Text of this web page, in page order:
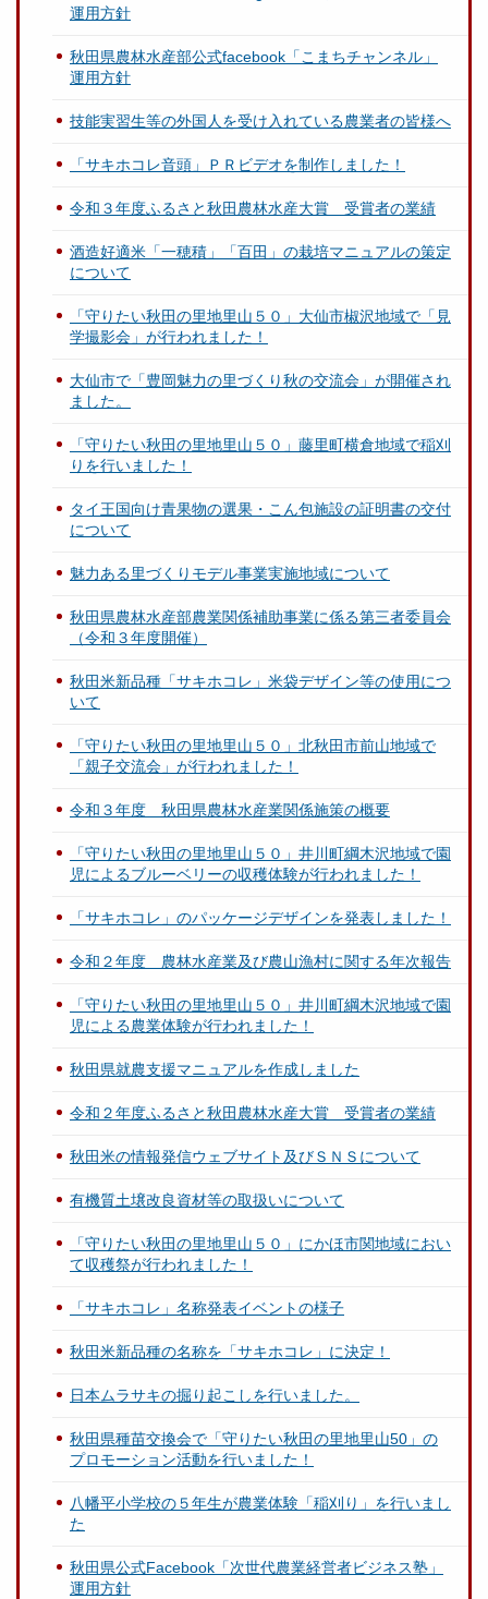
運用方針
秋田県農林水産部公式facebook「こまちチャンネル」
運用方針
技能実習生等の外国人を受け入れている農業者の皆様へ
「サキホコレ音頭」ＰＲビデオを制作しました！
令和３年度ふるさと秋田農林水産大賞 受賞者の業績
酒造好適米「一穂積」「百田」の栽培マニュアルの策定
について
「守りたい秋田の里地里山５０」大仙市椒沢地域で「見
学撮影会」が行われました！
大仙市で「豊岡魅力の里づくり秋の交流会」が開催され
ました。
「守りたい秋田の里地里山５０」藤里町横倉地域で稲刈
りを行いました！
タイ王国向け青果物の選果・こん包施設の証明書の交付
について
魅力ある里づくりモデル事業実施地域について
秋田県農林水産部農業関係補助事業に係る第三者委員会
（令和３年度開催）
秋田米新品種「サキホコレ」米袋デザイン等の使用につ
いて
「守りたい秋田の里地里山５０」北秋田市前山地域で
「親子交流会」が行われました！
令和３年度 秋田県農林水産業関係施策の概要
「守りたい秋田の里地里山５０」井川町綱木沢地域で園
児によるブルーベリーの収穫体験が行われました！
「サキホコレ」のパッケージデザインを発表しました！
令和２年度 農林水産業及び農山漁村に関する年次報告
「守りたい秋田の里地里山５０」井川町綱木沢地域で園
児による農業体験が行われました！
秋田県就農支援マニュアルを作成しました
令和２年度ふるさと秋田農林水産大賞 受賞者の業績
秋田米の情報発信ウェブサイト及びＳＮＳについて
有機質土壌改良資材等の取扱いについて
「守りたい秋田の里地里山５０」にかほ市関地域におい
て収穫祭が行われました！
「サキホコレ」名称発表イベントの様子
秋田米新品種の名称を「サキホコレ」に決定！
日本ムラサキの掘り起こしを行いました。
秋田県種苗交換会で「守りたい秋田の里地里山50」の
プロモーション活動を行いました！
八幡平小学校の５年生が農業体験「稲刈り」を行いまし
た
秋田県公式Facebook「次世代農業経営者ビジネス塾」
運用方針